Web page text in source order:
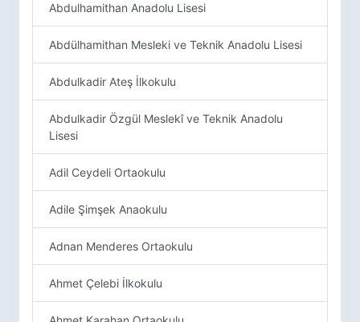
Abdulhamithan Anadolu Lisesi
Abdülhamithan Mesleki ve Teknik Anadolu Lisesi
Abdulkadir Ateş İlkokulu
Abdulkadir Özgül Meslekî ve Teknik Anadolu
Lisesi
Adil Ceydeli Ortaokulu
Adile Şimşek Anaokulu
Adnan Menderes Ortaokulu
Ahmet Çelebi İlkokulu